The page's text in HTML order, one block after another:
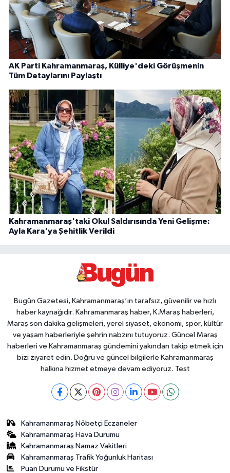
AK Parti Kahramanmaraş, Külliye'deki Görüşmenin
Tüm Detaylarını Paylaştı
Kahramanmaraş'taki Okul Saldırısında Yeni Gelişme:
Ayla Kara'ya Şehitlik Verildi
Bugün Gazetesi, Kahramanmaraş’ın tarafsız, güvenilir ve hızlı
haber kaynağıdır. Kahramanmaraş haber, K.Maraş haberleri,
Maraş son dakika gelişmeleri, yerel siyaset, ekonomi, spor, kültür
ve yaşam haberleriyle şehrin nabzını tutuyoruz. Güncel Maraş
haberleri ve Kahramanmaraş gündemini yakından takip etmek için
bizi ziyaret edin. Doğru ve güncel bilgilerle Kahramanmaraş
halkına hizmet etmeye devam ediyoruz. Test
Kahramanmaraş Nöbetçi Eczaneler
Kahramanmaraş Hava Durumu
Kahramanmaraş Namaz Vakitleri
Kahramanmaraş Trafik Yoğunluk Haritası
Puan Durumu ve Fikstür